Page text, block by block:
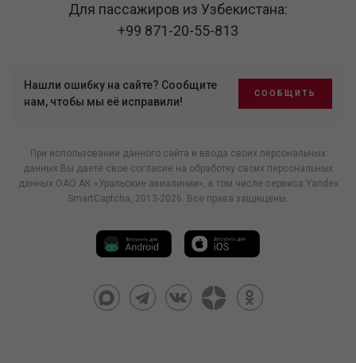
Для пассажиров из Узбекистана:
+99 871-20-55-813
Нашли ошибку на сайте? Сообщите
нам, чтобы мы её исправили!
СООБЩИТЬ
При использовании данного сайта и ввода своих персональных
данных Вы даете свое согласие на обработку своих персональных
данных ОАО АК «Уральские авиалинии», в том числе сервиса Yandex
SmartCaptcha, 2013-2026. Все права защищены.